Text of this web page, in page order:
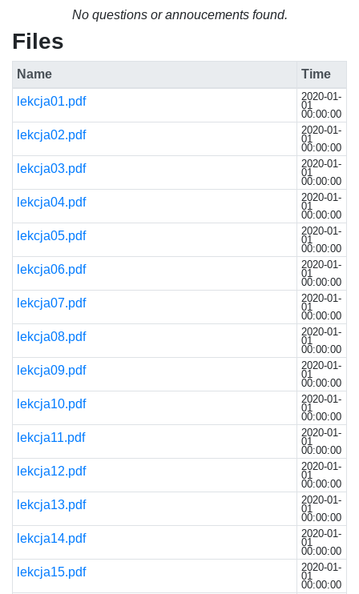
No questions or annoucements found.
Files
Name
Time
lekcja01.pdf
2020-01-
01
00:00:00
lekcja02.pdf 2020-01-
01
00:00:00
lekcja03.pdf 2020-01-
01
00:00:00
lekcja04.pdf 2020-01-
01
00:00:00
lekcja05.pdf 2020-01-
01
00:00:00
lekcja06.pdf 2020-01-
01
00:00:00
lekcja07.pdf 2020-01-
01
00:00:00
lekcja08.pdf 2020-01-
01
00:00:00
lekcja09.pdf 2020-01-
01
00:00:00
lekcja10.pdf 2020-01-
01
00:00:00
lekcja11.pdf 2020-01-
01
00:00:00
lekcja12.pdf 2020-01-
01
00:00:00
lekcja13.pdf 2020-01-
01
00:00:00
lekcja14.pdf 2020-01-
01
00:00:00
lekcja15.pdf 2020-01-
01
00:00:00